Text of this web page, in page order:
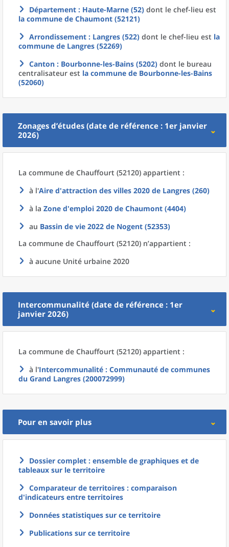
Département : Haute-Marne (52) dont le chef-lieu est
la commune de Chaumont (52121)
Arrondissement : Langres (522) dont le chef-lieu est la
commune de Langres (52269)
Canton : Bourbonne-les-Bains (5202) dont le bureau
centralisateur est la commune de Bourbonne-les-Bains
(52060)
Zonages d’études (date de référence : 1er janvier
2026)
La commune de Chauffourt (52120) appartient :
à l'Aire d'attraction des villes 2020 de Langres (260)
à la Zone d'emploi 2020 de Chaumont (4404)
au Bassin de vie 2022 de Nogent (52353)
La commune de Chauffourt (52120) n’appartient :
à aucune Unité urbaine 2020
Intercommunalité (date de référence : 1er
janvier 2026)
La commune de Chauffourt (52120) appartient :
à l'Intercommunalité : Communauté de communes
du Grand Langres (200072999)
Pour en savoir plus
Dossier complet : ensemble de graphiques et de
tableaux sur le territoire
Comparateur de territoires : comparaison
d'indicateurs entre territoires
Données statistiques sur ce territoire
Publications sur ce territoire